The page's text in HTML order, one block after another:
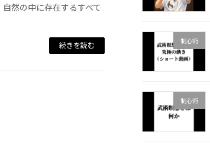
然の中に存在するすべて
続きを読む 制心術
制心術